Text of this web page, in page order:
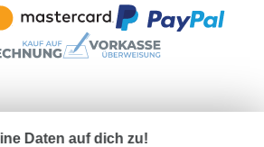
Versandpartner
Daten auf dich zu!